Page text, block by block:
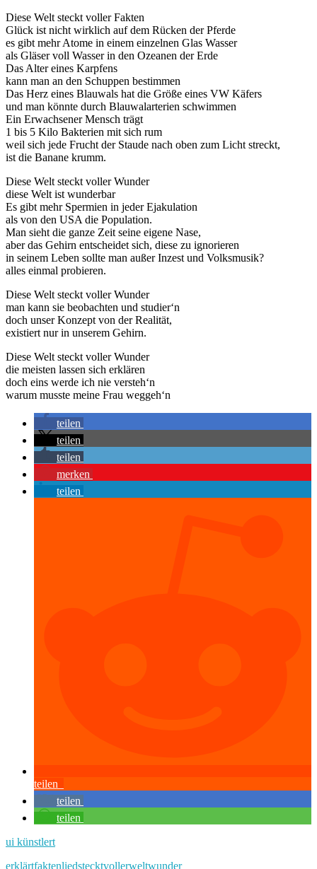
Diese Welt steckt voller Fakten
Glück ist nicht wirklich auf dem Rücken der Pferde
es gibt mehr Atome in einem einzelnen Glas Wasser
als Gläser voll Wasser in den Ozeanen der Erde
Das Alter eines Karpfens
kann man an den Schuppen bestimmen
Das Herz eines Blauwals hat die Größe eines VW Käfers
und man könnte durch Blauwalarterien schwimmen
Ein Erwachsener Mensch trägt
1 bis 5 Kilo Bakterien mit sich rum
weil sich jede Frucht der Staude nach oben zum Licht streckt,
ist die Banane krumm.
Diese Welt steckt voller Wunder
diese Welt ist wunderbar
Es gibt mehr Spermien in jeder Ejakulation
als von den USA die Population.
Man sieht die ganze Zeit seine eigene Nase,
aber das Gehirn entscheidet sich, diese zu ignorieren
in seinem Leben sollte man außer Inzest und Volksmusik?
alles einmal probieren.
Diese Welt steckt voller Wunder
man kann sie beobachten und studier‘n
doch unser Konzept von der Realität,
existiert nur in unserem Gehirn.
Diese Welt steckt voller Wunder
die meisten lassen sich erklären
doch eins werde ich nie versteh‘n
warum musste meine Frau weggeh‘n
teilen
teilen
teilen
merken
teilen
teilen
teilen
teilen
ui künstlert
erklärtfaktenliedstecktvollerweltwunder